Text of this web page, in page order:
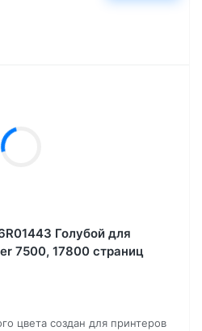
Голубой для
7500, 17800 страниц
цвета создан для принтеров